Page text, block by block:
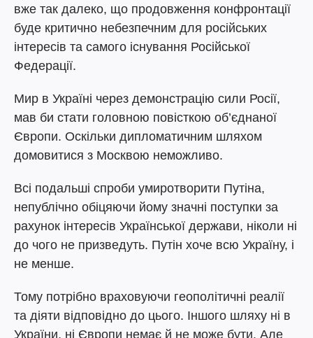
вже так далеко, що продовження конфронтації
буде критично небезпечним для російських
інтересів та самого існування Російської
Федерації.
Мир в Україні через демонстрацію сили Росії,
мав би стати головною повісткою об’єднаної
Європи. Оскільки дипломатичним шляхом
домовитися з Москвою неможливо.
Всі подальші спроби умиротворити Путіна,
непублічно обіцяючи йому значні поступки за
рахунок інтересів Української держави, ніколи ні
до чого не призведуть. Путін хоче всю Україну, і
не менше.
Тому потрібно враховуючи геополітичні реалії
та діяти відповідно до цього. Іншого шляху ні в
України, ні Європи немає й не може бути. Але